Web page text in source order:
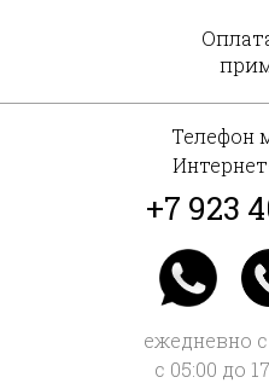
Телефон
+7 923
ежедневно с
с 05:00 до